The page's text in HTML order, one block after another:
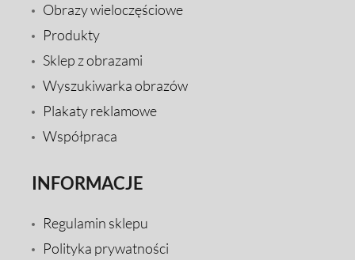
Obrazy wieloczęściowe
Produkty
Sklep z obrazami
Wyszukiwarka obrazów
Plakaty reklamowe
Współpraca
INFORMACJE
Regulamin sklepu
Polityka prywatności